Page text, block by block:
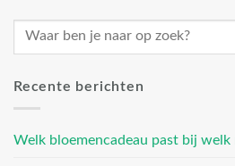
Recente berichten
Welk bloemencadeau past bij welk